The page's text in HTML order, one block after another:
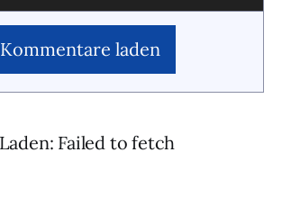
Kommentare laden
Failed to fetch